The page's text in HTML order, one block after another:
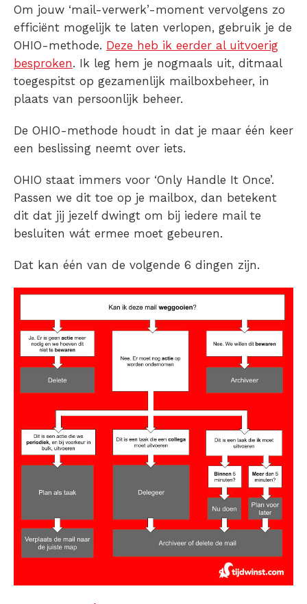
Om jouw ‘mail-verwerk’-moment vervolgens zo
efficiënt mogelijk te laten verlopen, gebruik je de
OHIO-methode. Deze heb ik eerder al uitvoerig
besproken. Ik leg hem je nogmaals uit, ditmaal
toegespitst op gezamenlijk mailboxbeheer, in
plaats van persoonlijk beheer.
De OHIO-methode houdt in dat je maar één keer
een beslissing neemt over iets.
OHIO staat immers voor ‘Only Handle It Once’.
Passen we dit toe op je mailbox, dan betekent
dit dat jij jezelf dwingt om bij iedere mail te
besluiten wát ermee moet gebeuren.
Dat kan één van de volgende 6 dingen zijn.